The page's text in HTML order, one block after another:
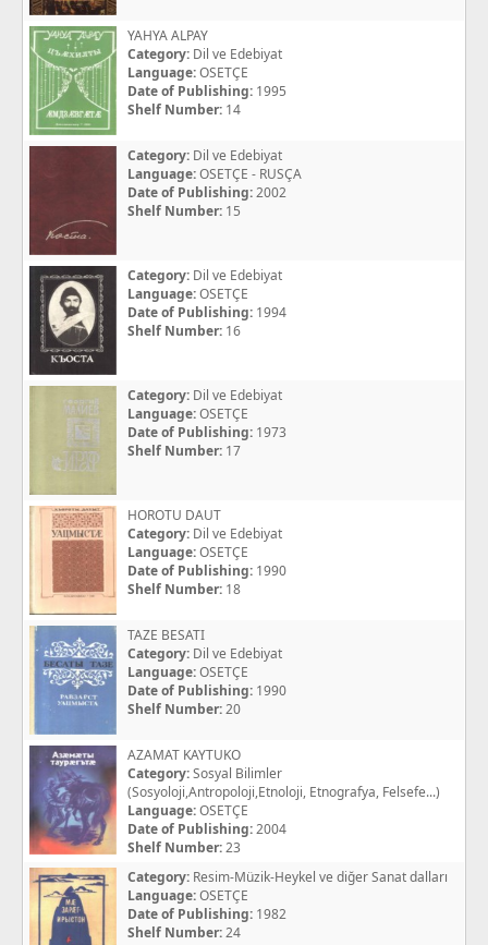
YAHYA ALPAY
Category: Dil ve Edebiyat
Language:OSETÇE
Date of Publishing: 1995
Shelf Number: 14
Category: Dil ve Edebiyat
Language:OSETÇE - RUSÇA
Date of Publishing:2002
Shelf Number: 15
Category: Dil ve Edebiyat
Language:OSETÇE
Date of Publishing: 1994
Shelf Number: 16
Category: Dil ve Edebiyat
Language:OSETÇE
Date of Publishing: 1973
Shelf Number: 17
HOROTU DAUT
Category: Dil ve Edebiyat
Language:OSETÇE
Date of Publishing: 1990
Shelf Number: 18
TAZE BESATI
Category: Dil ve Edebiyat
Language:OSETÇE
Date of Publishing: 1990
Shelf Number:20
AZAMAT KAYTUKO
Category:Sosyal Bilimler
(Sosyoloji,Antropoloji,Etnoloji, Etnografya, Felsefe...)
Language:OSETÇE
Date of Publishing:2004
Shelf Number:23
Category: Resim-Müzik-Heykel ve diğer Sanat dalları
Language:OSETÇE
Date of Publishing: 1982
Shelf Number:24